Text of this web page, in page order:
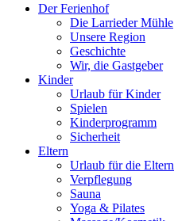
Der Ferienhof
Die Larrieder Mühle
Unsere Region
Geschichte
Wir, die Gastgeber
Kinder
Urlaub für Kinder
Spielen
Kinderprogramm
Sicherheit
Eltern
Urlaub für die Eltern
Verpflegung
Sauna
Yoga & Pilates